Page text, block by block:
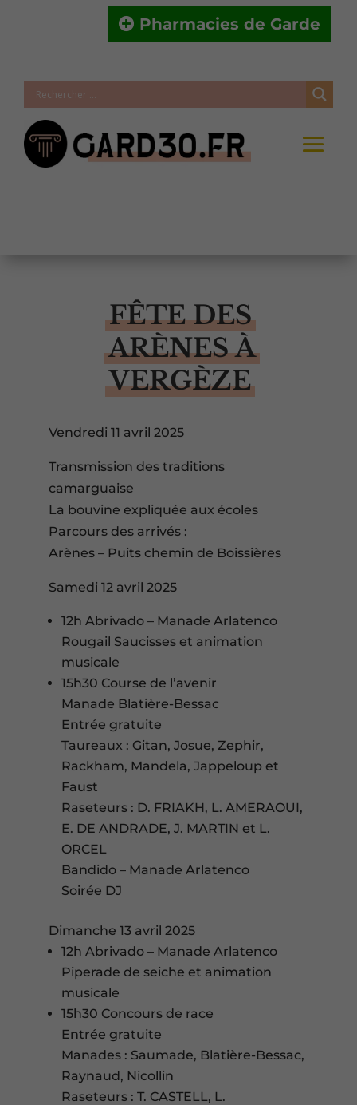
Pharmacies de Garde
FÊTE DES
ARÈNES À
VERGÈZE
Vendredi 11 avril 2025
Transmission des traditions
camarguaise
La bouvine expliquée aux écoles
Parcours des arrivés :
Arènes – Puits chemin de Boissières
Samedi 12 avril 2025
12h Abrivado – Manade Arlatenco
Rougail Saucisses et animation
musicale
15h30 Course de l’avenir
Manade Blatière-Bessac
Entrée gratuite
Taureaux : Gitan, Josue, Zephir,
Rackham, Mandela, Jappeloup et
Faust
Raseteurs : D. FRIAKH, L. AMERAOUI,
E. DE ANDRADE, J. MARTIN et L.
ORCEL
Bandido – Manade Arlatenco
Soirée DJ
Dimanche 13 avril 2025
12h Abrivado – Manade Arlatenco
Piperade de seiche et animation
musicale
15h30 Concours de race
Entrée gratuite
Manades : Saumade, Blatière-Bessac,
Raynaud, Nicollin
Raseteurs : T. CASTELL, L.